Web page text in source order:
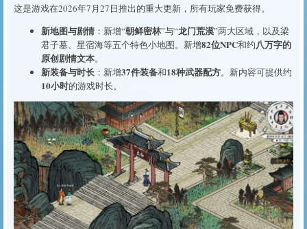
这是游戏在2026年7月27日推出的重大更新，所有玩家免费获得。
新地图与剧情 ：新增“朝鲜密林”与“龙门荒漠”两大区域，以及梁
君子墓、星宿海等五个特色小地图。新增82位NPC和约八万字的
原创剧情文本。
新装备与时长 ：新增37件装备和18种武器配方。新内容可提供约
10小时的游戏时长。